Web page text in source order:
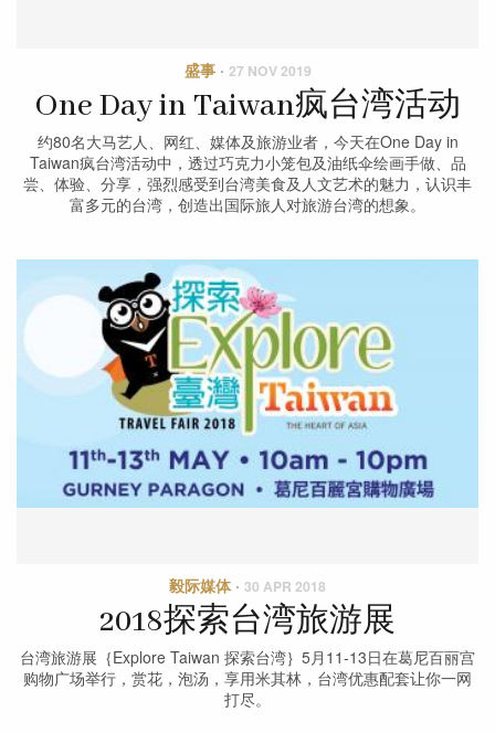
盛事· 27 NOV 2019
One Day in Taiwan疯台湾活动
约80名大马艺人、网红、媒体及旅游业者，今天在One Day in
Taiwan疯台湾活动中，透过巧克力小笼包及油纸伞绘画手做、品
尝、体验、分享，强烈感受到台湾美食及人文艺术的魅力，认识丰
富多元的台湾，创造出国际旅人对旅游台湾的想象。
毅际媒体· 30 APR 2018
2018探索台湾旅游展
台湾旅游展｛Explore Taiwan 探索台湾｝5月11-13日在葛尼百丽宫
购物广场举行，赏花，泡汤，享用米其林，台湾优惠配套让你一网
打尽。